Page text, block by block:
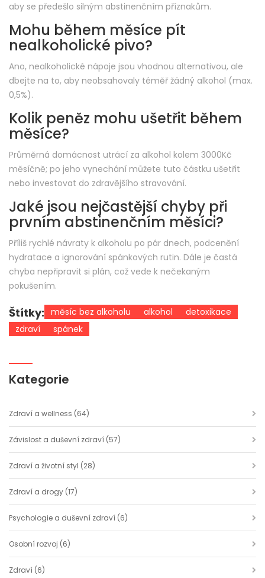
aby se předešlo silným abstinenčním příznakům.
Mohu během měsíce pít
nealkoholické pivo?
Ano, nealkoholické nápoje jsou vhodnou alternativou, ale
dbejte na to, aby neobsahovaly téměř žádný alkohol (max.
0,5%).
Kolik peněz mohu ušetřit během
měsíce?
Průměrná domácnost utrácí za alkohol kolem 3000Kč
měsíčně; po jeho vynechání můžete tuto částku ušetřit
nebo investovat do zdravějšího stravování.
Jaké jsou nejčastější chyby při
prvním abstinenčním měsíci?
Příliš rychlé návraty k alkoholu po pár dnech, podcenění
hydratace a ignorování spánkových rutin. Dále je častá
chyba nepřipravit si plán, což vede k nečekaným
pokušením.
Štítky: měsíc bez alkoholu alkohol
detoxikace
zdraví
spánek
Kategorie
Zdraví a wellness (64)
Závislost a duševní zdraví (57)
Zdraví a životní styl (28)
Zdraví a drogy (17)
Psychologie a duševní zdraví (6)
Osobní rozvoj (6)
Zdraví (6)